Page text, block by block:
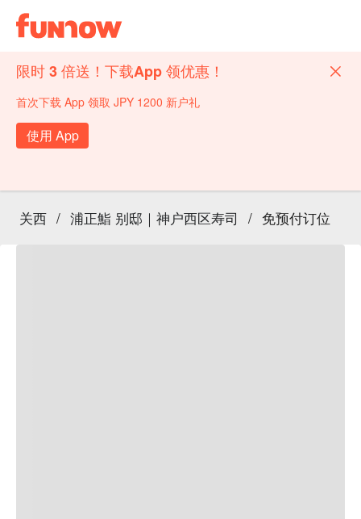
限时 3 倍送！下载App 领优惠！
首次下载 App 领取 JPY 1200 新户礼
使用 App
关西 / 浦正鮨 别邸｜神户西区寿司 / 免预付订位